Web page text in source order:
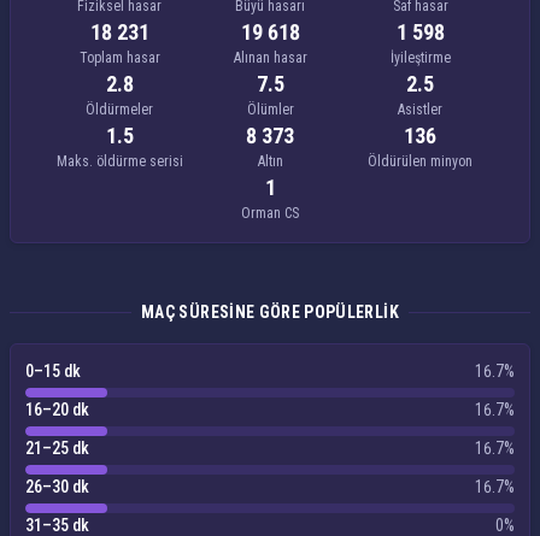
Fiziksel hasar Büyü hasarı Saf hasar
18 231
Toplam hasar
19 618
Alınan hasar
1 598
İyileştirme
2.8
Öldürmeler
7.5
Ölümler
2.5
Asistler
1.5
Maks. öldürme serisi
8 373
Altın
136
Öldürülen minyon
1
Orman CS
MAÇ SÜRESINE GÖRE POPÜLERLIK
0–15 dk
16.7%
16–20 dk
16.7%
21–25 dk
16.7%
26–30 dk
16.7%
31–35 dk
0%